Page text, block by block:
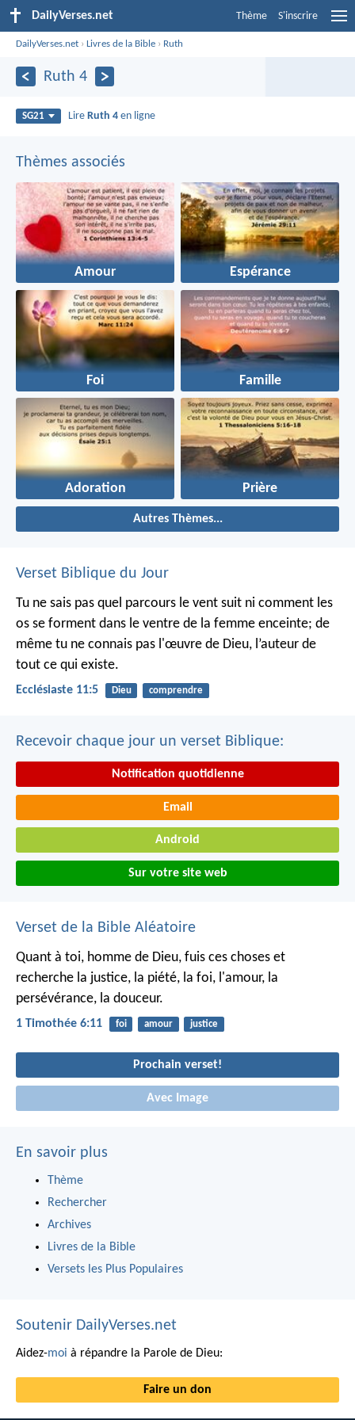
DailyVerses.net Thème S'inscrire
DailyVerses.net ›Livres de la Bible › Ruth
Ruth 4
SG21 Lire Ruth 4 en ligne
Thèmes associés
Amour Espérance
Foi Famille
Adoration Prière
Autres Thèmes...
Verset Biblique du Jour
Tu ne sais pas quel parcours le vent suit ni comment les
os se forment dans le ventre de la femme enceinte; de
même tu ne connais pas l'œuvre de Dieu, l’auteur de
tout ce qui existe.
Ecclésiaste 11:5 Dieu comprendre
Recevoir chaque jour un verset Biblique:
Notification quotidienne
Email
Android
Sur votre site web
Verset de la Bible Aléatoire
Quant à toi, homme de Dieu, fuis ces choses et
recherche la justice, la piété, la foi, l'amour, la
persévérance, la douceur.
1 Timothée 6:11 foi amour justice
Prochain verset!
Avec Image
En savoir plus
Thème
Rechercher
Archives
Livres de la Bible
Versets les Plus Populaires
Soutenir DailyVerses.net
Aidez-moi à répandre la Parole de Dieu:
Faire un don